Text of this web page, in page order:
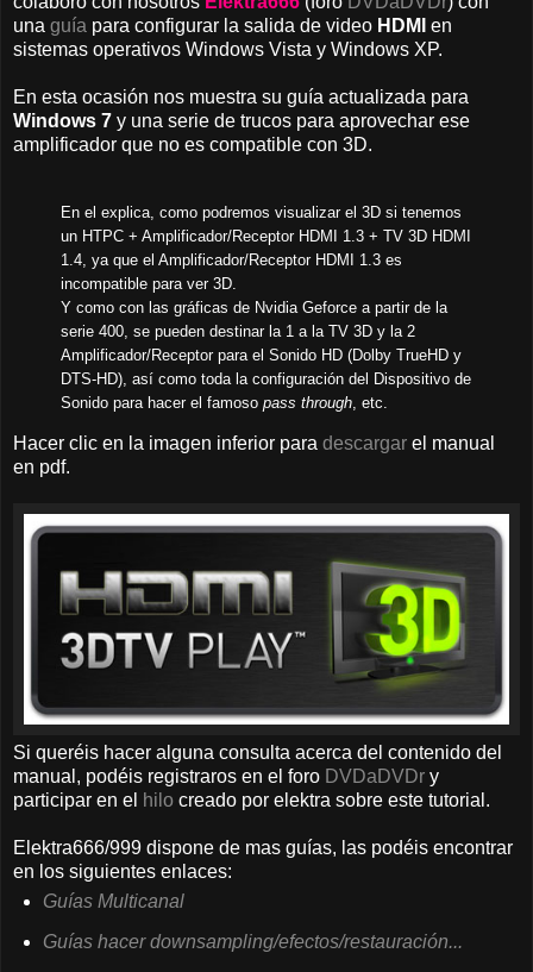
una guía para configurar la salida de video HDMI en
sistemas operativos Windows Vista y Windows XP.
En esta ocasión nos muestra su guía actualizada para
Windows 7 y una serie de trucos para aprovechar ese
amplificador que no es compatible con 3D.
En el explica, como podremos visualizar el 3D si tenemos
un HTPC + Amplificador/Receptor HDMI 1.3 + TV 3D HDMI
1.4, ya que el Amplificador/Receptor HDMI 1.3 es
incompatible para ver 3D.
Y como con las gráficas de Nvidia Geforce a partir de la
serie 400, se pueden destinar la 1 a la TV 3D y la 2
Amplificador/Receptor para el Sonido HD (Dolby TrueHD y
DTS-HD), así como toda la configuración del Dispositivo de
Sonido para hacer el famoso pass through , etc.
Hacer clic en la imagen inferior para descargar el manual
en pdf.
Si queréis hacer alguna consulta acerca del contenido del
manual, podéis registraros en el foro DVDaDVDr y
participar en el hilo creado por elektra sobre este tutorial.
Elektra666/999 dispone de mas guías, las podéis encontrar
en los siguientes enlaces:
Guías Multicanal
Guías hacer downsampling/efectos/restauración...